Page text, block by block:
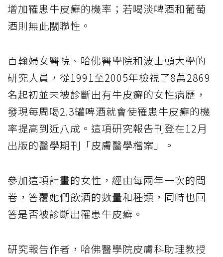
增加罹患牛皮癬的機率；若喝淡啤酒和葡萄
酒則無此關聯性。
百翰婦女醫院、哈佛醫學院和波士頓大學的
研究人員，從1991至2005年檢視了8萬2869
名起初並未被診斷出有牛皮癬的女性病歷，
發現每周喝2.3罐啤酒就會使罹患牛皮癬的機
率提高到近八成。這項研究報告刊登在12月
出版的醫學期刊「皮膚醫學檔案」。
參加這項計畫的女性，經由每兩年一次的問
卷，答覆她們飲酒的數量和種類，同時也回
答是否被診斷出罹患牛皮癬。
研究報告作者，哈佛醫學院皮膚科助理教授